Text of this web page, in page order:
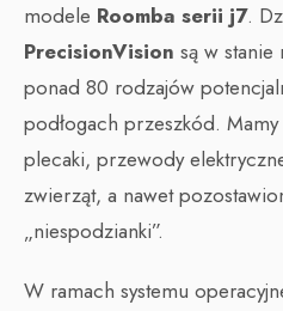
modele Roomba serii j7.
PrecisionVision są w
ponad 80 rodzajów
podłogach przeszkód.
plecaki, przewody
zwierząt, a nawet
„niespodzianki”.
W ramach systemu